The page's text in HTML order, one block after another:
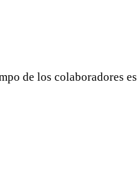
de los colaboradores